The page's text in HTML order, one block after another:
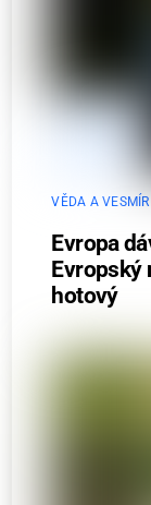
VĚDA A VESMÍR
Evropa
Evropský
hotový